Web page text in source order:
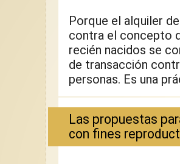
Porque el alquiler
contra el concepto
recién nacidos se
de transacción
personas. Es una
Las propuestas
con fines